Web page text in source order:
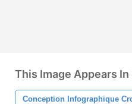
This Image Appears
Conception Infographique